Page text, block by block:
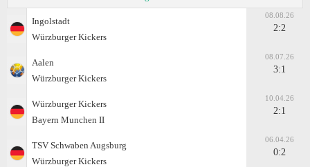
Ingolstadt
Würzburger Kickers
08.08.26
2:2
Aalen
Würzburger Kickers
08.07.26
3:1
Würzburger Kickers
Bayern Munchen II
10.04.26
2:1
TSV Schwaben Augsburg
Würzburger Kickers
06.04.26
0:2